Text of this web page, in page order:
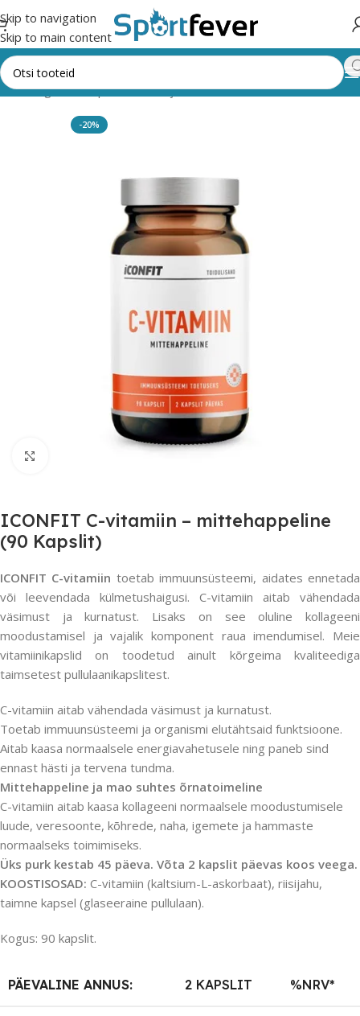
Skip to navigation
Skip to main content
kategooriad Spordi, dieet- ja tervisetoidud KAPSLITOOTED
-20%
Suurendamiseks klõpsake
ICONFIT C-vitamiin – mittehappeline
(90 Kapslit)
ICONFIT C-vitamiin toetab immuunsüsteemi, aidates ennetada
või leevendada külmetushaigusi. C-vitamiin aitab vähendada
väsimust ja kurnatust. Lisaks on see oluline kollageeni
moodustamisel ja vajalik komponent raua imendumisel. Meie
vitamiinikapslid on toodetud ainult kõrgeima kvaliteediga
taimsetest pullulaanikapslitest.
C-vitamiin aitab vähendada väsimust ja kurnatust.
Toetab immuunsüsteemi ja organismi elutähtsaid funktsioone.
Aitab kaasa normaalsele energiavahetusele ning paneb sind
ennast hästi ja tervena tundma.
Mittehappeline ja mao suhtes õrnatoimeline
C-vitamiin aitab kaasa kollageeni normaalsele moodustumisele
luude, veresoonte, kõhrede, naha, igemete ja hammaste
normaalseks toimimiseks.
Üks purk kestab 45 päeva. Võta 2 kapslit päevas koos veega.
KOOSTISOSAD: C-vitamiin (kaltsium-L-askorbaat), riisijahu,
taimne kapsel (glaseeraine pullulaan).
Kogus: 90 kapslit.
PÄEVALINE ANNUS: 2 KAPSLIT %NRV*